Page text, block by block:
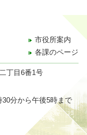
市役所案内
各課のページ
丁目6番1号
分から午後5時まで